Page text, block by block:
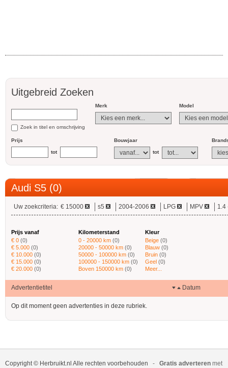
Uitgebreid Zoeken
Zoek in titel en omschrijving
Merk Model
Prijs
tot
Bouwjaar
tot
Audi S5 (0)
Uw zoekcriteria: € 15000 s5 2004-2006 LPG MPV 1.4
Prijs vanaf
€ 0 (0)
€ 5.000 (0)
€ 10.000 (0)
€ 15.000 (0)
€ 20.000 (0)
Kilometerstand
0 - 20000 km (0)
20000 - 50000 km (0)
50000 - 100000 km (0)
100000 - 150000 km (0)
Boven 150000 km (0)
Kleur
Beige (0)
Blauw (0)
Bruin (0)
Geel (0)
Meer...
Advertentietitel Datum
Op dit moment geen advertenties in deze rubriek.
Copyright © Herbruikt.nl Alle rechten voorbehouden - Gratis adverteren met